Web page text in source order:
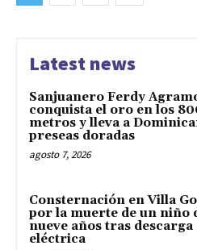
Latest news
Sanjuanero Ferdy
conquista el oro en los
metros y lleva a
preseas doradas
agosto 7, 2026
Consternación en Villa
por la muerte de un niño
nueve años tras descarga
eléctrica